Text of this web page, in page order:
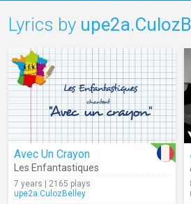
Lyrics by
Avec Un Crayon
Les Enfantastiques
7 years | 2165 plays
upe2a.CulozBelley